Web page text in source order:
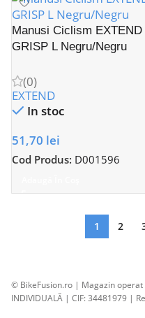
Manusi Ciclism EXTEND
GRISP L Negru/Negru
(0)
EXTEND
In stoc
51,70 lei
Cod Produs: D001596
1 2
© BikeFusion.ro | Magazin operat
INDIVIDUALĂ | CIF: 34481979 |